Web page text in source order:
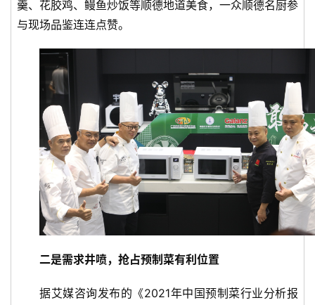
羹、花胶鸡、鳗鱼炒饭等顺德地道美食，一众顺德名厨参
与现场品鉴连连点赞。
二是需求井喷，抢占预制菜有利位置
据艾媒咨询发布的《2021年中国预制菜行业分析报